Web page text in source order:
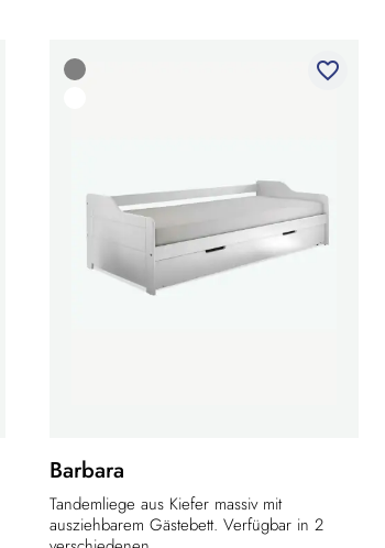
favorite_border
Barbara
Tandemliege aus Kiefer massiv mit
ausziehbarem Gästebett. Verfügbar in 2